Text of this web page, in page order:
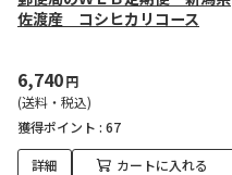
佐渡産 コシヒカリコース
6,740円
(送料・税込)
獲得ポイント : 67
詳細 カートに入れる